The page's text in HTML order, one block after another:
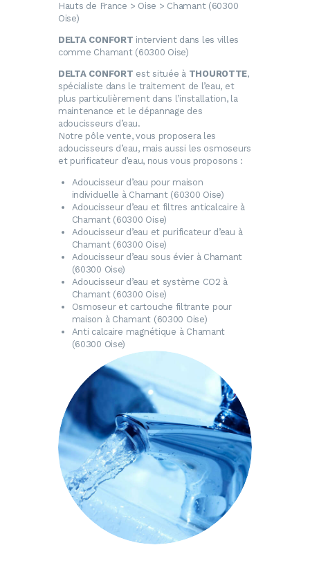
Hauts de France > Oise > Chamant (60300
Oise)
DELTA CONFORT intervient dans les villes
comme Chamant (60300 Oise)
DELTA CONFORT est située à THOUROTTE,
spécialiste dans le traitement de l’eau, et
plus particulièrement dans l’installation, la
maintenance et le dépannage des
adoucisseurs d’eau.
Notre pôle vente, vous proposera les
adoucisseurs d’eau, mais aussi les osmoseurs
et purificateur d’eau, nous vous proposons :
Adoucisseur d’eau pour maison
individuelle à Chamant (60300 Oise)
Adoucisseur d’eau et filtres anticalcaire à
Chamant (60300 Oise)
Adoucisseur d’eau et purificateur d’eau à
Chamant (60300 Oise)
Adoucisseur d’eau sous évier à Chamant
(60300 Oise)
Adoucisseur d’eau et système CO2 à
Chamant (60300 Oise)
Osmoseuret cartouche filtrante pour
maison à Chamant (60300 Oise)
Anti calcaire magnétique à Chamant
(60300 Oise)